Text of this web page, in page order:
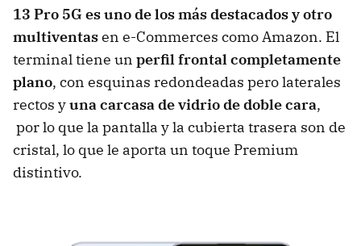
13 Pro 5G es uno de los más destacados y otro
multiventasen e-Commerces como Amazon. El
terminal tiene un perfil frontal completamente
plano, con esquinas redondeadas pero laterales
rectos yuna carcasa de vidrio de doble cara,
por lo que la pantalla y la cubierta trasera son de
cristal, lo que le aporta un toque Premium
distintivo.